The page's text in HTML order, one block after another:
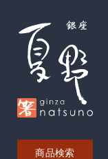
商品検索